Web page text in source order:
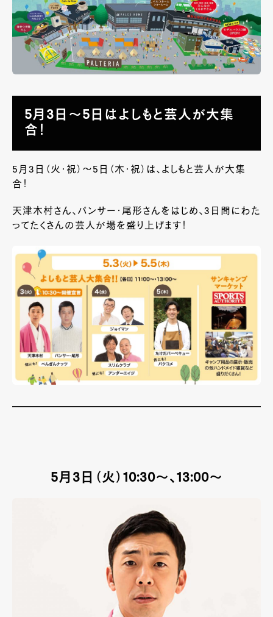
5月3日～5日はよしもと芸人が大集
合！
5月3日（火・祝）～5日（木・祝）は、よしもと芸人が大集
合！
天津木村さん、パンサー・尾形さんをはじめ、3日間にわた
ってたくさんの芸人が場を盛り上げます！
5月3日（火）10:30～、13:00～